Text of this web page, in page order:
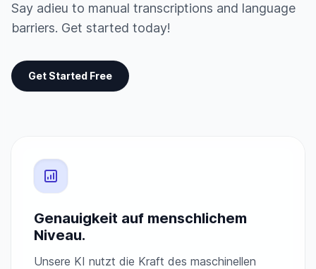
Say adieu to manual transcriptions and language
barriers. Get started today!
Get Started Free
Genauigkeit auf menschlichem
Niveau.
Unsere KI nutzt die Kraft des maschinellen